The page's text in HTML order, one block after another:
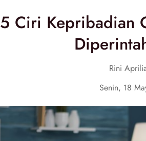
5 Ciri Kepribadian
Rini
Senin, 18